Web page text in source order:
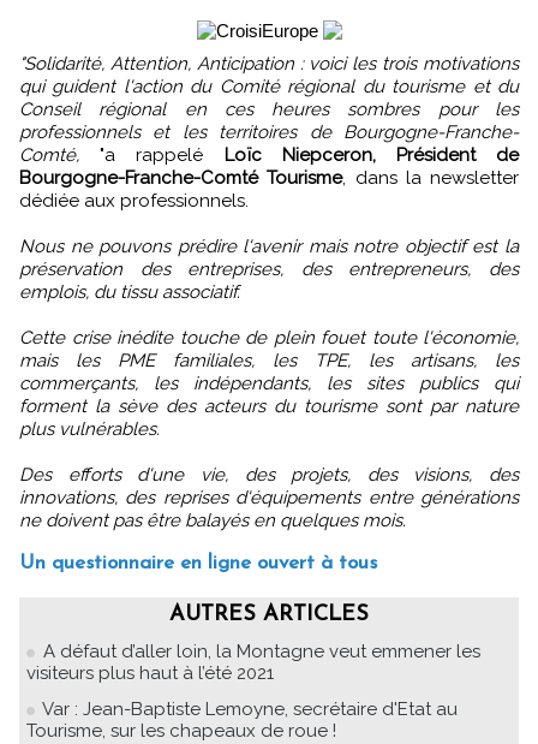
"Solidarité, Attention, Anticipation : voici les trois motivations
qui guident l'action du Comité régional du tourisme et du
Conseil régional en ces heures sombres pour les
professionnels et les territoires de Bourgogne-Franche-
Comté,"a rappelé Loïc Niepceron, Président de
Bourgogne-Franche-Comté Tourisme, dans la newsletter
dédiée aux professionnels.
Nous ne pouvons prédire l'avenir mais notre objectif est la
préservation des entreprises, des entrepreneurs, des
emplois, du tissu associatif.
Cette crise inédite touche de plein fouet toute l'économie,
mais les PME familiales, les TPE, les artisans, les
commerçants, les indépendants, les sites publics qui
forment la sève des acteurs du tourisme sont par nature
plus vulnérables.
Des efforts d'une vie, des projets, des visions, des
innovations, des reprises d'équipements entre générations
ne doivent pas être balayés en quelques mois.
Un questionnaire en ligne ouvert à tous
AUTRES ARTICLES
A défaut d’aller loin, la Montagne veut emmener les
visiteurs plus haut à l’été 2021
Var : Jean-Baptiste Lemoyne, secrétaire d'Etat au
Tourisme, sur les chapeaux de roue !